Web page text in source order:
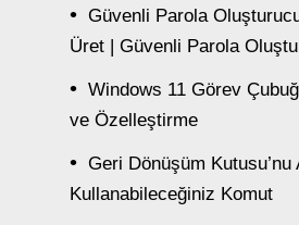
Güvenli Parola
Üret | Güvenli Parola
Windows 11 Görev
ve Özelleştirme
Geri Dönüşüm
Kullanabileceğiniz Komut